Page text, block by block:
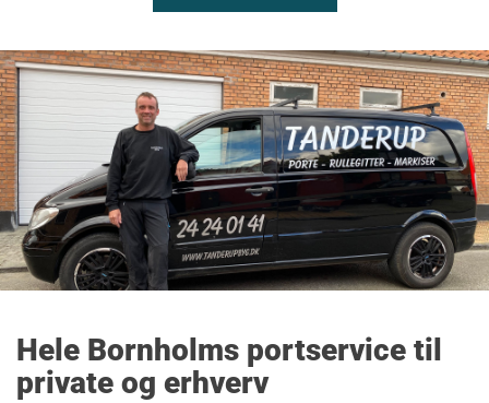
Hele Bornholms portservice til
private og erhverv